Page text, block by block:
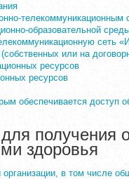
телекоммуникационным
образовательной
сеть
или на
ресурсов
ресурсов
обеспечивается доступ
получения
здоровья
в том числе